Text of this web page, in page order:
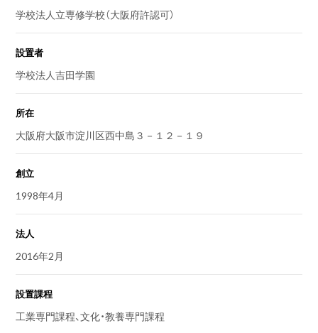
学校法人立専修学校（大阪府許認可）
設置者
学校法人吉田学園
所在
大阪府大阪市淀川区西中島３－１２－１９
創立
1998年4月
法人
2016年2月
設置課程
工業専門課程、文化・教養専門課程